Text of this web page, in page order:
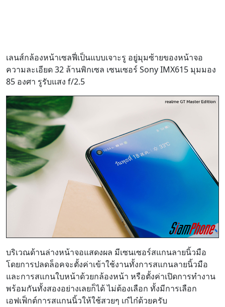
เลนส์กล้องหน้าเซลฟี่เป็นแบบเจาะรู อยู่มุมซ้ายของหน้าจอ
ความละเอียด 32 ล้านพิกเซล เซนเซอร์ Sony IMX615 มุมมอง
85 องศา รูรับแสง f/2.5
บริเวณด้านล่างหน้าจอแสดงผล มีเซนเซอร์สแกนลายนิ้วมือ
โดยการปลดล็อคจะตั้งค่าเข้าใช้งานทั้งการสแกนลายนิ้วมือ
และการสแกนใบหน้าด้วยกล้องหน้า หรือตั้งค่าเปิดการทำงาน
พร้อมกันทั้งสองอย่างเลยก็ได้ ไม่ต้องเลือก ทั้งมีการเลือก
เอฟเฟ็กต์การสแกนนิ้วให้ใช้สวยๆ เก๋ไก๋ด้วยครับ